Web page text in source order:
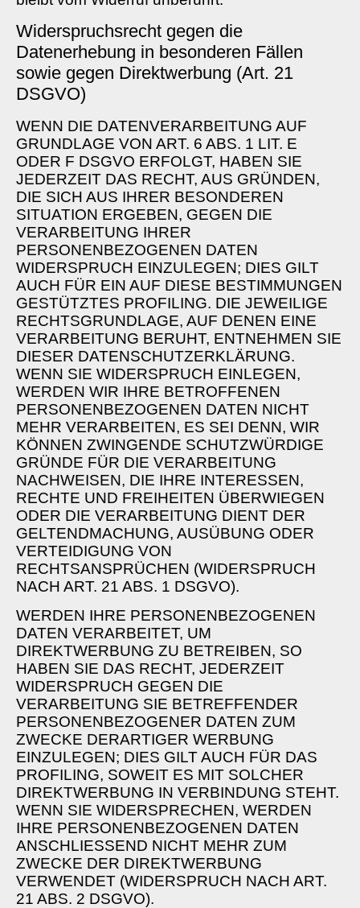
Widerspruchsrecht gegen die
Datenerhebung in besonderen Fällen
sowie gegen Direktwerbung (Art. 21
DSGVO)
WENN DIE DATENVERARBEITUNG AUF
GRUNDLAGE VON ART. 6 ABS. 1 LIT. E
ODER F DSGVO ERFOLGT, HABEN SIE
JEDERZEIT DAS RECHT, AUS GRÜNDEN,
DIE SICH AUS IHRER BESONDEREN
SITUATION ERGEBEN, GEGEN DIE
VERARBEITUNG IHRER
PERSONENBEZOGENEN DATEN
WIDERSPRUCH EINZULEGEN; DIES GILT
AUCH FÜR EIN AUF DIESE BESTIMMUNGEN
GESTÜTZTES PROFILING. DIE JEWEILIGE
RECHTSGRUNDLAGE, AUF DENEN EINE
VERARBEITUNG BERUHT, ENTNEHMEN SIE
DIESER DATENSCHUTZERKLÄRUNG.
WENN SIE WIDERSPRUCH EINLEGEN,
WERDEN WIR IHRE BETROFFENEN
PERSONENBEZOGENEN DATEN NICHT
MEHR VERARBEITEN, ES SEI DENN, WIR
KÖNNEN ZWINGENDE SCHUTZWÜRDIGE
GRÜNDE FÜR DIE VERARBEITUNG
NACHWEISEN, DIE IHRE INTERESSEN,
RECHTE UND FREIHEITEN ÜBERWIEGEN
ODER DIE VERARBEITUNG DIENT DER
GELTENDMACHUNG, AUSÜBUNG ODER
VERTEIDIGUNG VON
RECHTSANSPRÜCHEN (WIDERSPRUCH
NACH ART. 21 ABS. 1 DSGVO).
WERDEN IHRE PERSONENBEZOGENEN
DATEN VERARBEITET, UM
DIREKTWERBUNG ZU BETREIBEN, SO
HABEN SIE DAS RECHT, JEDERZEIT
WIDERSPRUCH GEGEN DIE
VERARBEITUNG SIE BETREFFENDER
PERSONENBEZOGENER DATEN ZUM
ZWECKE DERARTIGER WERBUNG
EINZULEGEN; DIES GILT AUCH FÜR DAS
PROFILING, SOWEIT ES MIT SOLCHER
DIREKTWERBUNG IN VERBINDUNG STEHT.
WENN SIE WIDERSPRECHEN, WERDEN
IHRE PERSONENBEZOGENEN DATEN
ANSCHLIESSEND NICHT MEHR ZUM
ZWECKE DER DIREKTWERBUNG
VERWENDET (WIDERSPRUCH NACH ART.
21 ABS. 2 DSGVO).